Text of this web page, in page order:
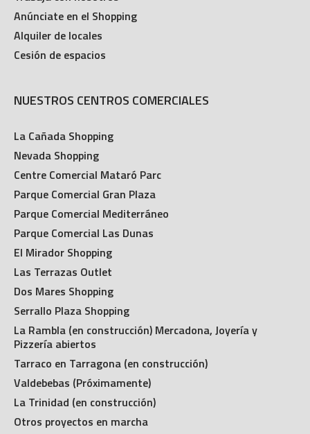
Anúnciate en el Shopping
Alquiler de locales
Cesión de espacios
NUESTROS CENTROS COMERCIALES
La Cañada Shopping
Nevada Shopping
Centre Comercial Mataró Parc
Parque Comercial Gran Plaza
Parque Comercial Mediterráneo
Parque Comercial Las Dunas
El Mirador Shopping
Las Terrazas Outlet
Dos Mares Shopping
Serrallo Plaza Shopping
La Rambla (en construcción) Mercadona, Joyería y
Pizzería abiertos
Tarraco en Tarragona (en construcción)
Valdebebas (Próximamente)
La Trinidad (en construcción)
Otros proyectos en marcha